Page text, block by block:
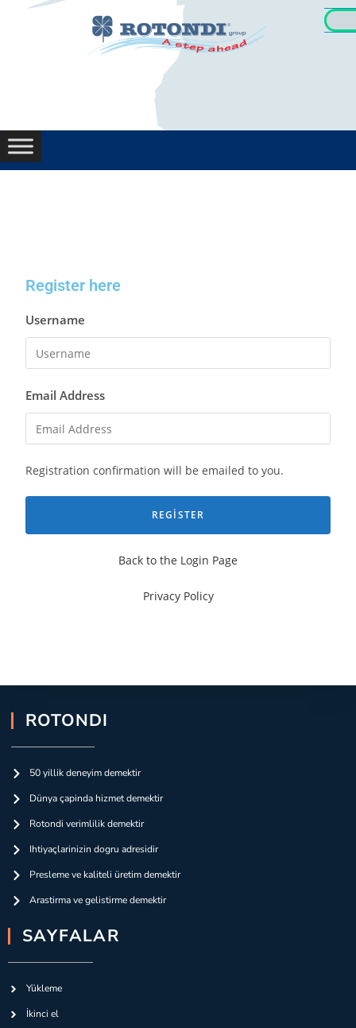
Register here
Username
Email Address
Registration confirmation will be emailed to you.
Back to the Login Page
Privacy Policy
ROTONDI
50 yillik deneyim demektir
Dünya çapinda hizmet demektir
Rotondi verimlilik demektir
Ihtiyaçlarinizin dogru adresidir
Presleme ve kaliteli üretim demektir
Arastirma ve gelistirme demektir
SAYFALAR
Yükleme
İkinci el